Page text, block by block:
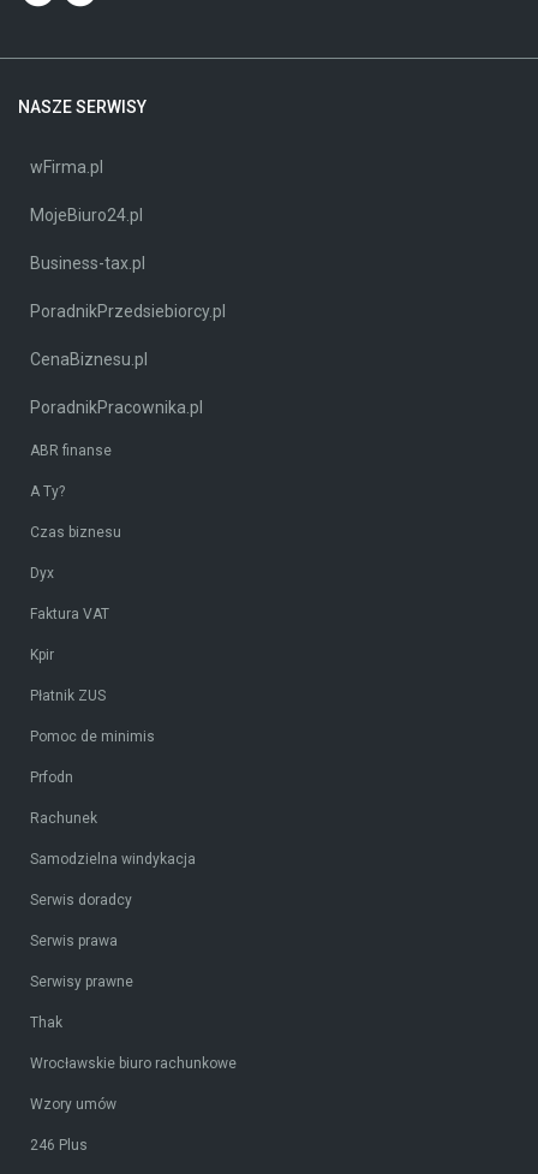
NASZE SERWISY
wFirma.pl
MojeBiuro24.pl
Business-tax.pl
PoradnikPrzedsiebiorcy.pl
CenaBiznesu.pl
PoradnikPracownika.pl
ABR finanse
A Ty?
Czas biznesu
Dyx
Faktura VAT
Kpir
Płatnik ZUS
Pomoc de minimis
Prfodn
Rachunek
Samodzielna windykacja
Serwis doradcy
Serwis prawa
Serwisy prawne
Thak
Wrocławskie biuro rachunkowe
Wzory umów
246 Plus